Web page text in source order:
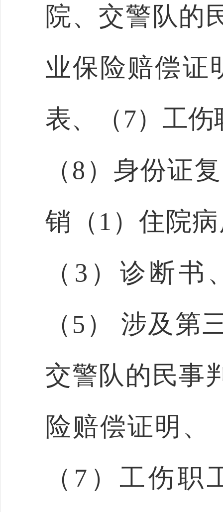
院、交警队的
业保险赔偿证
表、（7）工
（8）身份证
销（1）住院
（3）诊断
（5） 涉及第
交警队的民事
险赔偿证明、
（7）工伤